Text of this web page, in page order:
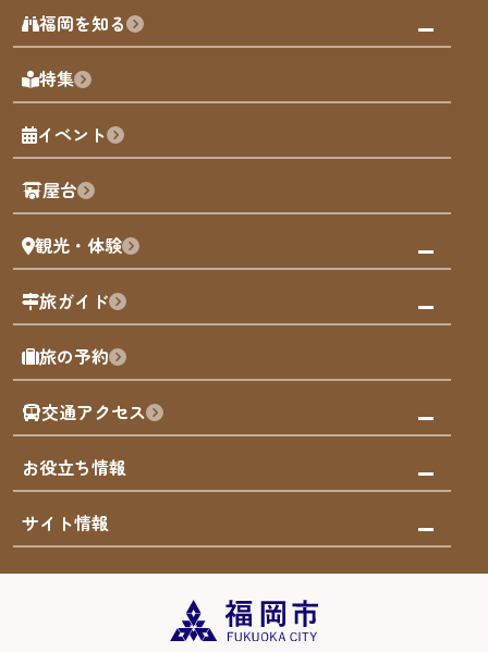
みんなの旅行記
天神エリア
博多旧市街
福岡城
歴史・文化
福岡を知る
福岡の見どころ
福岡の魅力
観光カレンダー
観光PR動画
まち歩き
福岡グルメ
福岡を楽しむ
福岡のアート
福岡のナイトタイム
福岡の歴史・文化
サステナブルツーリズム
福岡検定
よかなび音声ガイド
特集
イベント
屋台
観光・体験
観る・遊ぶ
屋台
買う
体験
泊まる
旅ガイド
モデルコース
AIおまかせコース
オリジナルプラン
みんなの旅行記
旅の予約
交通アクセス
市内交通ガイド
お得なチケット
お役立ち情報
お知らせ
災害情報
サイト情報
まち歩き・体験プログラム掲載申込